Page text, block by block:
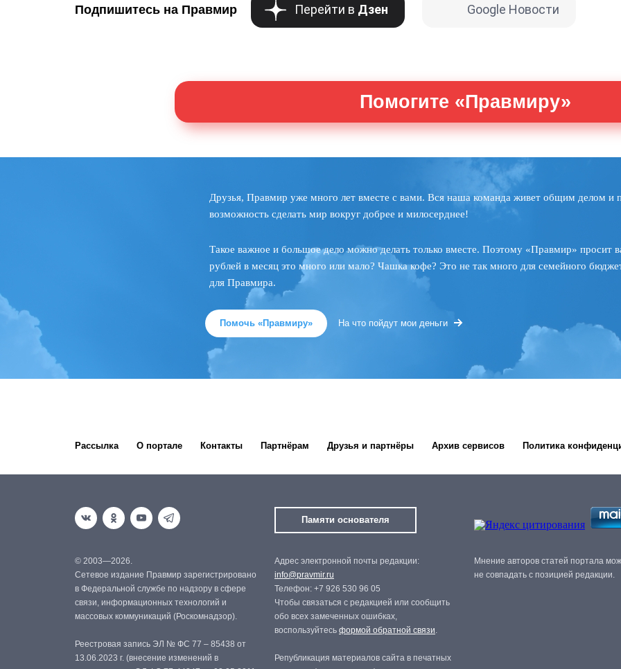
Подпишитесь на Правмир Перейти в Дзен Google Новости
Помогите «Правмиру»
Друзья, Правмир уже много лет вместе с вами. Вся наша команда живет общим делом и
возможность сделать мир вокруг добрее и милосерднее!
Такое важное и большое дело можно делать только вместе. Поэтому «Правмир» просит
рублей в месяц это много или мало? Чашка кофе? Это не так много для семейного
для Правмира.
Помочь «Правмиру» На что пойдут мои деньги
Рассылка О портале Контакты Партнёрам Друзья и партнёры Архив сервисов Политика
Памяти основателя
© 2003—2026.
Сетевое издание Правмир зарегистрировано
в Федеральной службе по надзору в сфере
связи, информационных технологий и
массовых коммуникаций (Роскомнадзор).
Реестровая запись ЭЛ № ФС 77 – 85438 от
13.06.2023 г. (внесение изменений в
Адрес электронной почты редакции:
info@pravmir.ru
Телефон: +7 926 530 96 05
Чтобы связаться с редакцией или сообщить
обо всех замеченных ошибках,
воспользуйтесь формой обратной связи
Републикация материалов сайта в печатных
Мнение авторов статей портала
не совпадать с позицией редакции.